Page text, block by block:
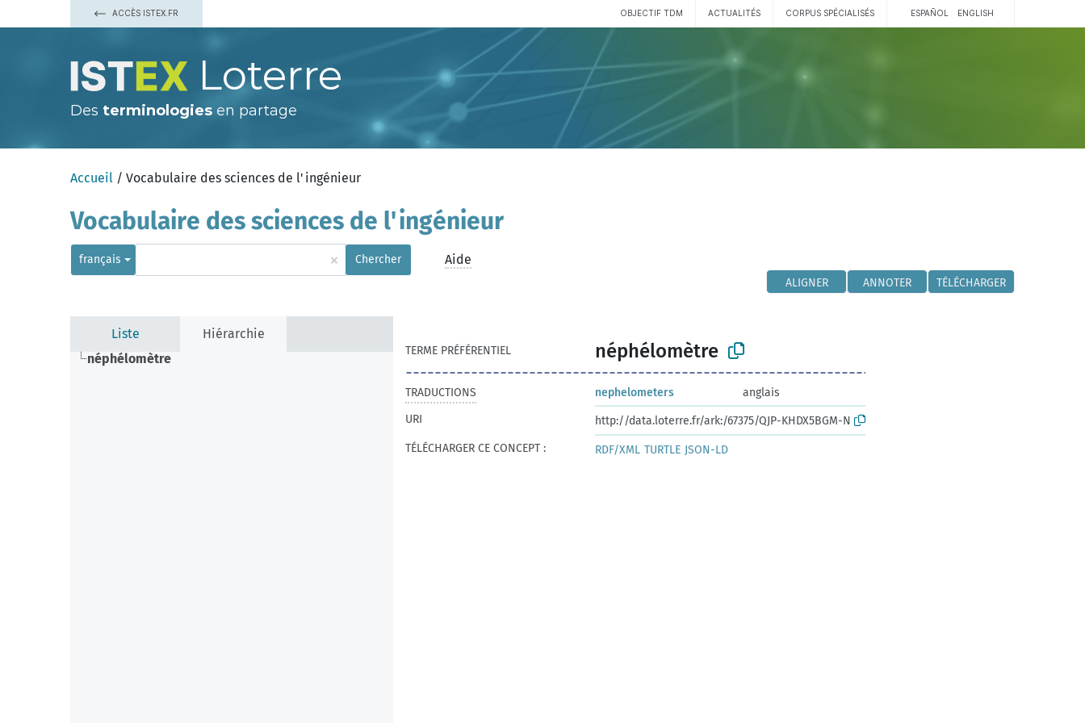
ACCÈS ISTEX.FR OBJECTIF TDM ACTUALITÉS CORPUS SPÉCIALISÉS ESPAÑOL ENGLISH
Loterre
Des terminologies en partage
Accueil / Vocabulaire des sciences de l'ingénieur
Vocabulaire des sciences de l'ingénieur
français × Chercher Aide
ALIGNER ANNOTER TÉLÉCHARGER
Liste
Hiérarchie
néphélomètre
TERME PRÉFÉRENTIEL néphélomètre
TRADUCTIONS nephelometers
anglais
URI
http://data.loterre.fr/ark:/67375/QJP-KHDX5BGM-N
TÉLÉCHARGER CE CONCEPT :
RDF/XML TURTLE JSON-LD